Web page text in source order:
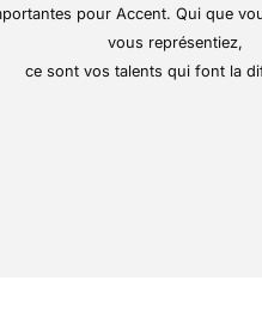
véhicules électriques,
ses clients
pour Accent. Qui que
vous représentiez,
ce sont vos talents qui font la